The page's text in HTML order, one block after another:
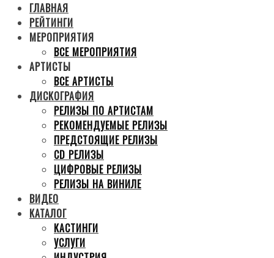
ГЛАВНАЯ
РЕЙТИНГИ
МЕРОПРИЯТИЯ
ВСЕ МЕРОПРИЯТИЯ
АРТИСТЫ
ВСЕ АРТИСТЫ
ДИСКОГРАФИЯ
РЕЛИЗЫ ПО АРТИСТАМ
РЕКОМЕНДУЕМЫЕ РЕЛИЗЫ
ПРЕДСТОЯЩИЕ РЕЛИЗЫ
CD РЕЛИЗЫ
ЦИФРОВЫЕ РЕЛИЗЫ
РЕЛИЗЫ НА ВИНИЛЕ
ВИДЕО
КАТАЛОГ
КАСТИНГИ
УСЛУГИ